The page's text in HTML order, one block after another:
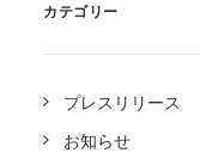
カテゴリー
プレスリリース
お知らせ